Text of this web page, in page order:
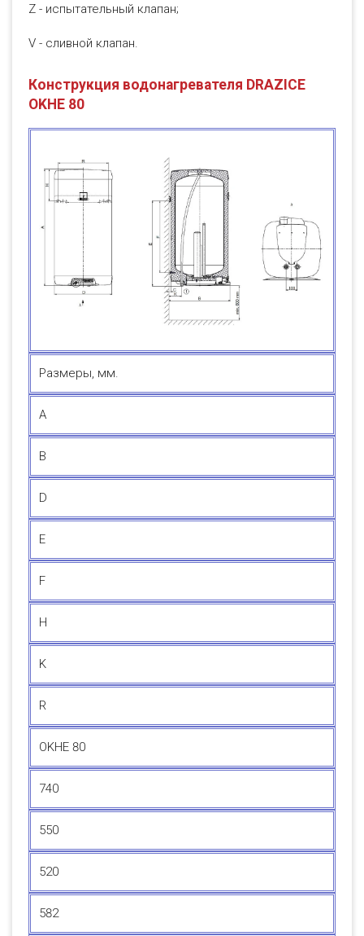
Z - испытательный клапан;
V - сливной клапан.
Конструкция водонагревателя DRAZICE
OKHE 80
Размеры, мм.
А
B
D
E
F
H
K
R
OKHE 80
740
550
520
582